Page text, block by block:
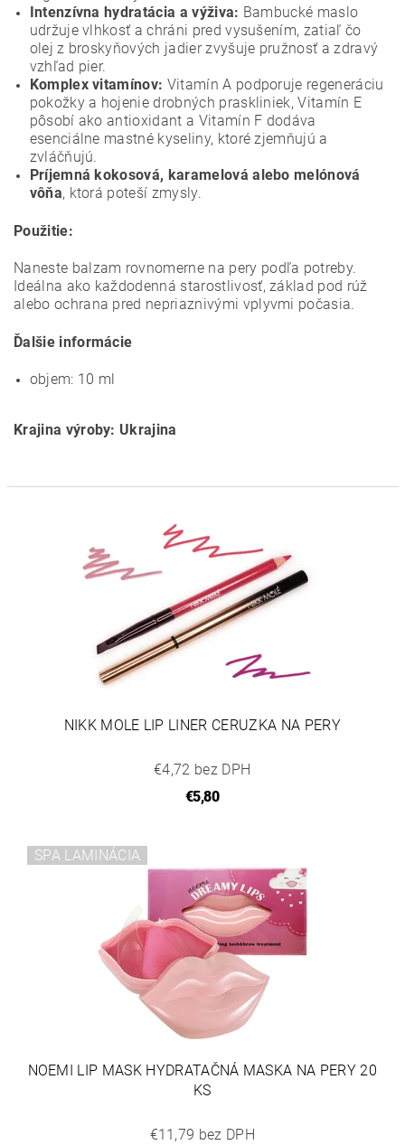
Intenzívna hydratácia a výživa: Bambucké maslo
udržuje vlhkosť a chráni pred vysušením, zatiaľ čo
olej z broskyňových jadier zvyšuje pružnosť a zdravý
vzhľad pier.
Komplex vitamínov: Vitamín A podporuje regeneráciu
pokožky a hojenie drobných praskliniek, Vitamín E
pôsobí ako antioxidant a Vitamín F dodáva
esenciálne mastné kyseliny, ktoré zjemňujú a
zvláčňujú.
Príjemná kokosová, karamelová alebo melónová
vôňa, ktorá poteší zmysly.
Použitie:
Naneste balzam rovnomerne na pery podľa potreby.
Ideálna ako každodenná starostlivosť, základ pod rúž
alebo ochrana pred nepriaznivými vplyvmi počasia.
Ďalšie informácie
objem: 10 ml
Krajina výroby: Ukrajina
NIKK MOLE LIP LINER CERUZKA NA PERY
€4,72 bez DPH
€5,80
SPA LAMINÁCIA
NOEMI LIP MASK HYDRATAČNÁ MASKA NA PERY 20
KS
€11,79 bez DPH